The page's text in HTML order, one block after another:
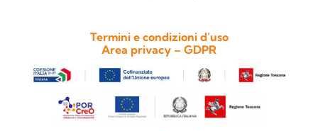
Termini e condizioni d’uso
Area privacy – GDPR